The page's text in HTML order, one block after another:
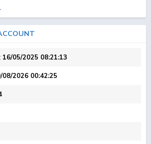
16/05/2025 08:21:13
08/2026 00:42:25